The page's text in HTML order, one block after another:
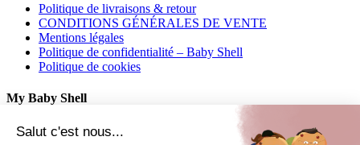
Politique de livraisons & retour
CONDITIONS GÉNÉRALES DE VENTE
Mentions légales
Politique de confidentialité – Baby Shell
Politique de cookies
My Baby Shell
Mon compte
Salut c'est nous...